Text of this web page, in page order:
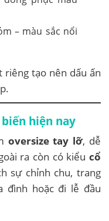
– màu sắc nổi
tạo nên dấu ấn
hiện nay
oversize tay lỡ, dễ
ra còn có kiểu cổ
sự chỉnh chu, trang
đình hoặc đi lễ đầu